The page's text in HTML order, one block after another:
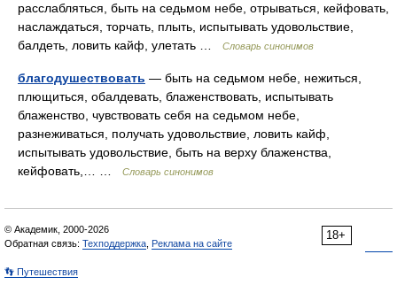
расслабляться, быть на седьмом небе, отрываться, кейфовать,
наслаждаться, торчать, плыть, испытывать удовольствие,
балдеть, ловить кайф, улетать …
Словарь синонимов
благодушествовать — быть на седьмом небе, нежиться,
плющиться, обалдевать, блаженствовать, испытывать
блаженство, чувствовать себя на седьмом небе,
разнеживаться, получать удовольствие, ловить кайф,
испытывать удовольствие, быть на верху блаженства,
кейфовать,… …
Словарь синонимов
18+
© Академик, 2000-2026
Обратная связь: Техподдержка Реклама на сайте
👣 Путешествия